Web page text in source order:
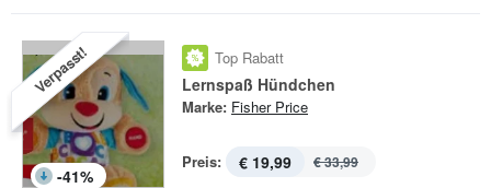
Verpasst!
-41%
Top Rabatt
Lernspaß Hündchen
Marke: Fisher Price
Preis: € 19,99 € 33,99